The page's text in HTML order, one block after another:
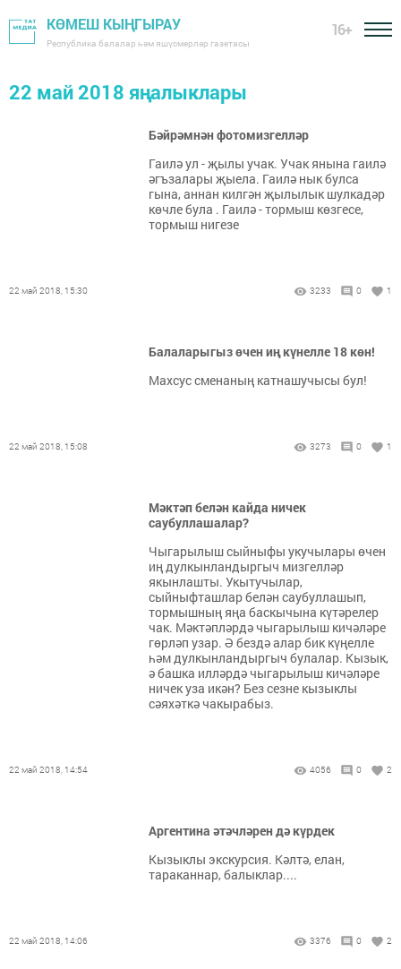
КӨМЕШ КЫҢГЫРАУ
Республика балалар һәм яшүсмерләр газетасы
16+
22 май 2018 яңалыклары
Бәйрәмнән фотомизгелләр
Гаилә ул - җылы учак. Учак янына гаилә
әгъзалары җыела. Гаилә нык булса
гына, аннан килгән җылылык шулкадәр
көчле була . Гаилә - тормыш көзгесе,
тормыш нигезе
22 май 2018, 15:30 3233 0 1
Балаларыгыз өчен иң күнелле 18 көн!
Махсус сменаның катнашучысы бул!
22 май 2018, 15:08 3273 0 1
Мәктәп белән кайда ничек
саубуллашалар?
Чыгарылыш сыйныфы укучылары өчен
иң дулкынландыргыч мизгелләр
якынлашты. Укытучылар,
сыйныфташлар белән саубуллашып,
тормышның яңа баскычына күтәрелер
чак. Мәктәпләрдә чыгарылыш кичәләре
гөрләп узар. Ә бездә алар бик күңелле
һәм дулкынландыргыч булалар. Кызык,
ә башка илләрдә чыгарылыш кичәләре
ничек уза икән? Без сезне кызыклы
сәяхәткә чакырабыз.
22 май 2018, 14:54 4056 0 2
Аргентина әтәчләрен дә күрдек
Кызыклы экскурсия. Кәлтә, елан,
тараканнар, балыклар....
22 май 2018, 14:06 3376 0 2